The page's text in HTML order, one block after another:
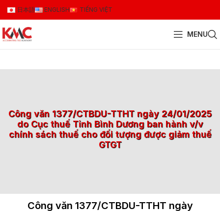
日本語 ENGLISH TIẾNG VIỆT
MENU
Công văn 1377/CTBDU-TTHT ngày 24/01/2025
do Cục thuế Tỉnh Bình Dương ban hành v/v
chính sách thuế cho đối tượng được giảm thuế
GTGT
Công văn 1377/CTBDU-TTHT ngày